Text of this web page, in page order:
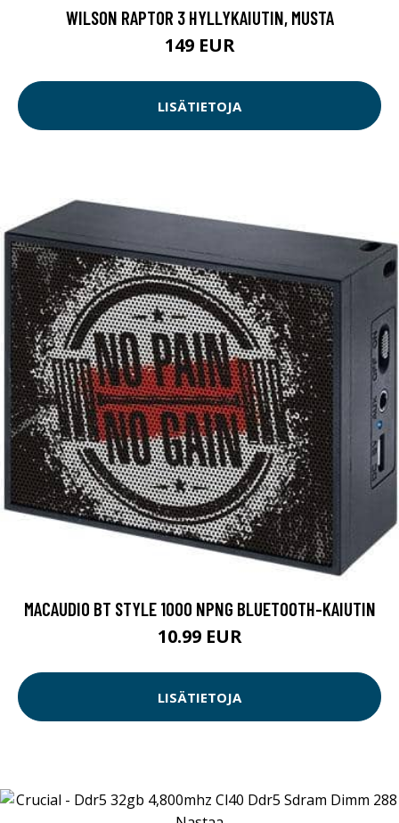
WILSON RAPTOR 3 HYLLYKAIUTIN, MUSTA
149 EUR
LISÄTIETOJA
MACAUDIO BT STYLE 1000 NPNG BLUETOOTH-KAIUTIN
10.99 EUR
LISÄTIETOJA